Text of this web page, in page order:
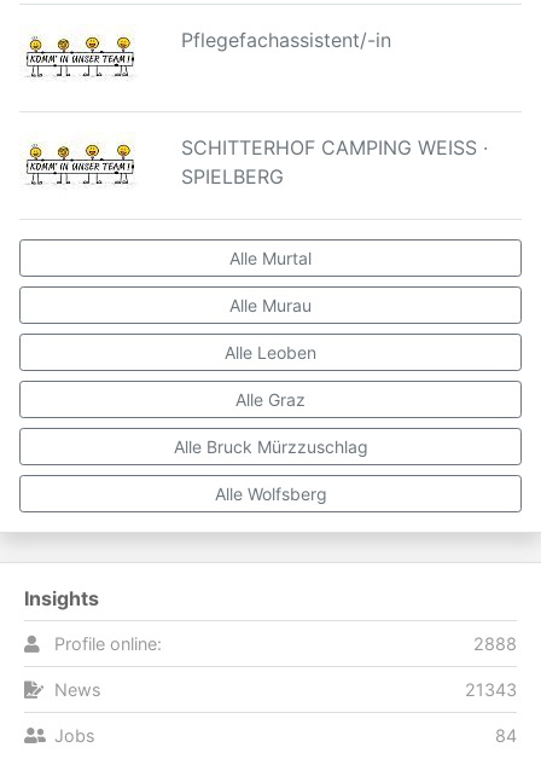
Pflegefachassistent/-in
SCHITTERHOF CAMPING WEISS ·
SPIELBERG
Alle Murtal
Alle Murau
Alle Leoben
Alle Graz
Alle Bruck Mürzzuschlag
Alle Wolfsberg
Insights
Profile online: 2888
News 21343
Jobs 84